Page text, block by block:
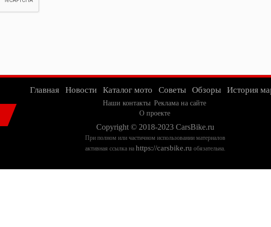
Главная Новости Каталог мото Советы Обзоры История
Наши контакты Реклама на сайте
О проекте
Copyright © 2018-2023 CarsBike.ru
При полном или частичном использовании материалов
активная ссылка наhttps://carsbike.ru обязательна.